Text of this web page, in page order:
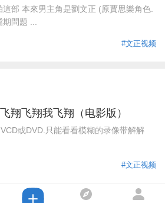
部 本來男主角是劉文正 (原賈思樂角色.
問題 ...
#文正视频
飞翔我飞翔（电影版）
或DVD.只能看看模糊的录像带解解
#文正视频